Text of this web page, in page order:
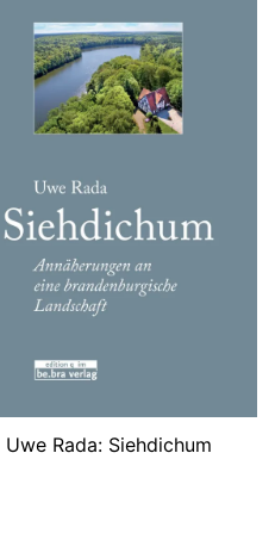
Uwe Rada: Siehdichum